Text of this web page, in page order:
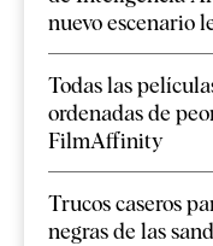
nuevo escenario
Todas las
ordenadas de
FilmAffinity
Trucos caseros
negras de las